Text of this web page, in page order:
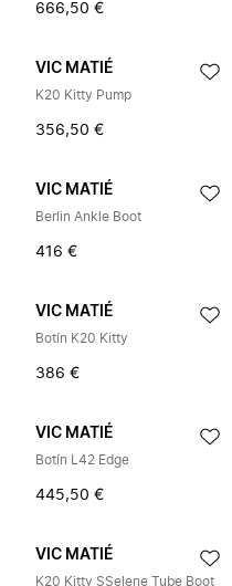
666,50 €
VIC MATIÉ
K20 Kitty Pump
356,50 €
VIC MATIÉ
Berlin Ankle Boot
416 €
VIC MATIÉ
Botín K20 Kitty
386 €
VIC MATIÉ
Botín L42 Edge
445,50 €
VIC MATIÉ
K20 Kitty SSelene Tube Boot